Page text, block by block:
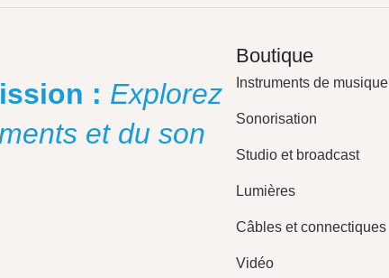
: Explorez
et du son
Boutique
Instruments de musique
Sonorisation
Studio et broadcast
Lumières
Câbles et connectiques
Vidéo